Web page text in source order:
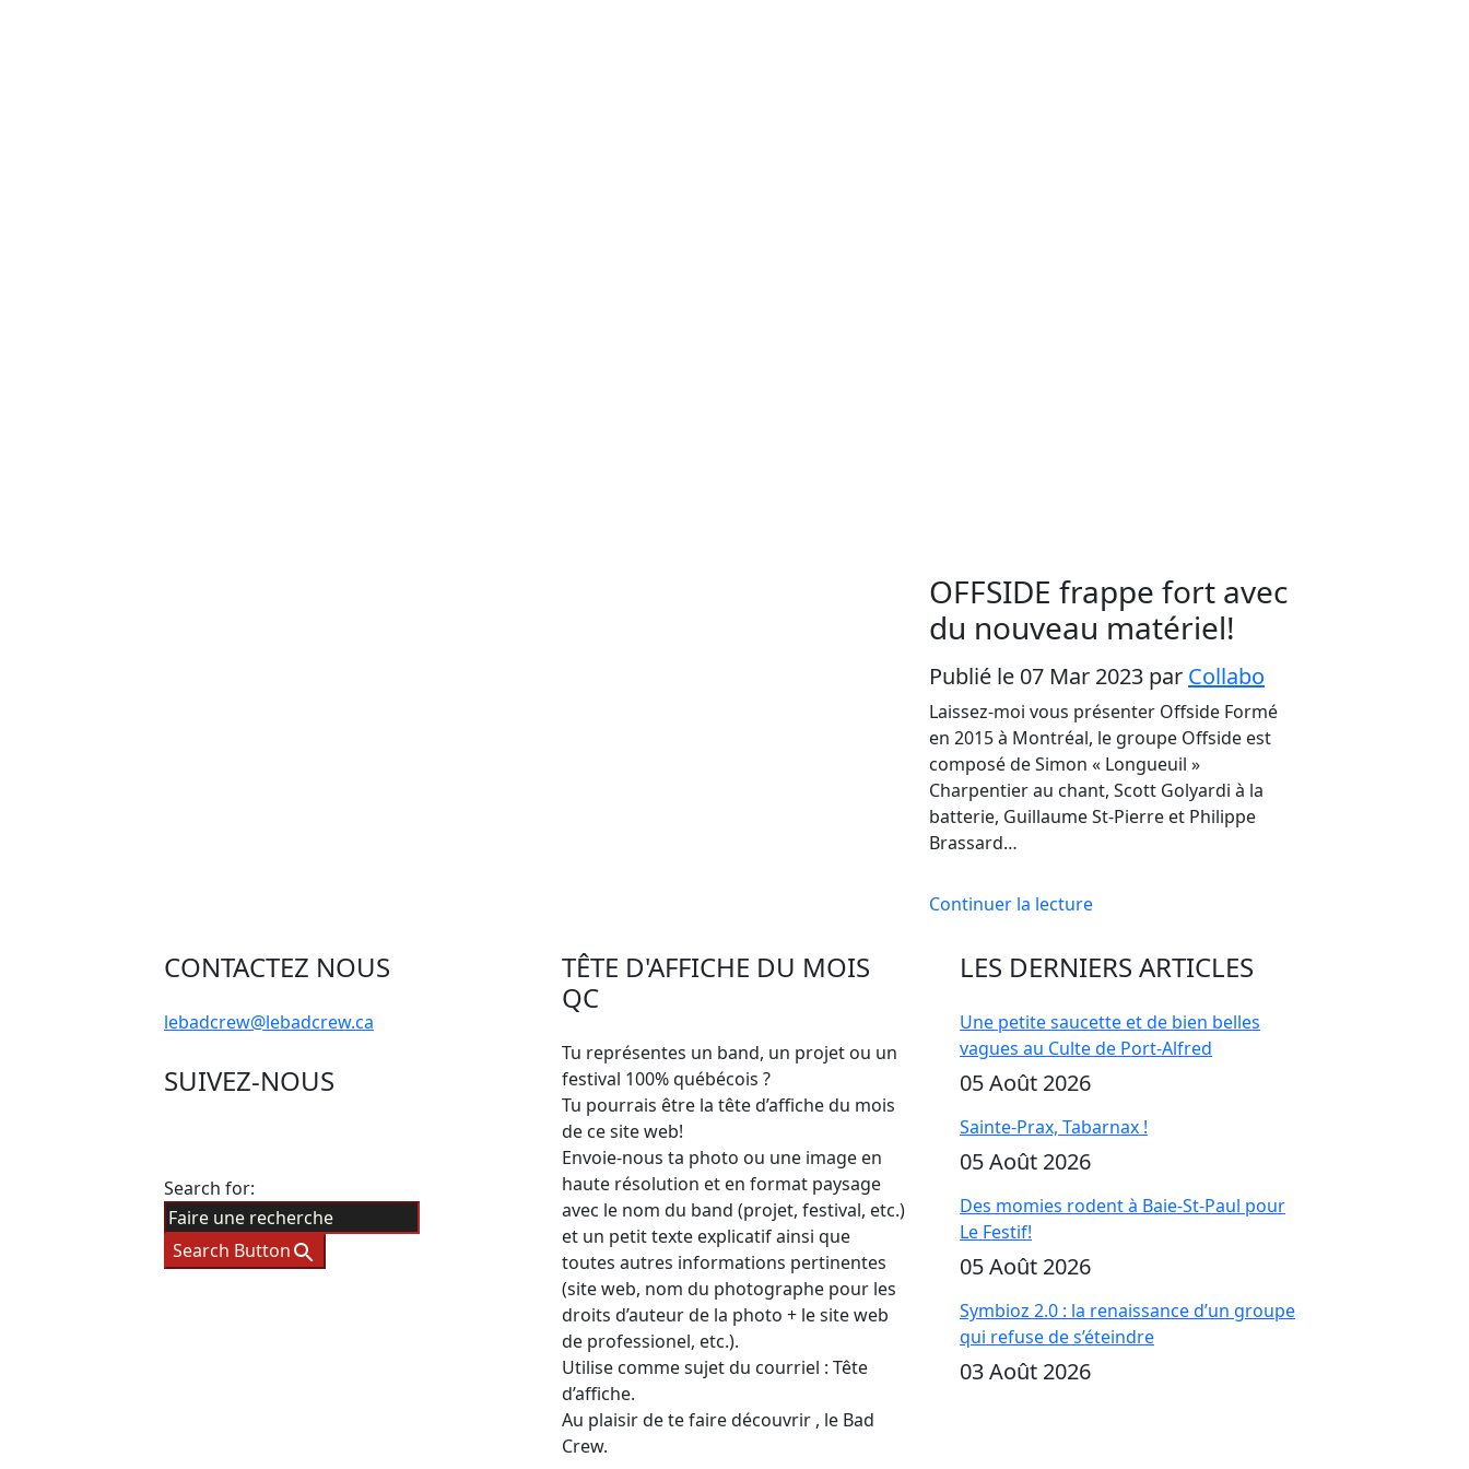
OFFSIDE frappe fort avec
du nouveau matériel!
Publié le 07 Mar 2023 par Collabo
Laissez-moi vous présenter Offside Formé
en 2015 à Montréal, le groupe Offside est
composé de Simon « Longueuil »
Charpentier au chant, Scott Golyardi à la
batterie, Guillaume St-Pierre et Philippe
Brassard…
Continuer la lecture
CONTACTEZ NOUS
lebadcrew@lebadcrew.ca
SUIVEZ-NOUS
Search for:
Search Button
TÊTE D'AFFICHE DU MOIS
QC
Tu représentes un band, un projet ou un
festival 100% québécois ?
Tu pourrais être la tête d’affiche du mois
de ce site web!
Envoie-nous ta photo ou une image en
haute résolution et en format paysage
avec le nom du band (projet, festival, etc.)
et un petit texte explicatif ainsi que
toutes autres informations pertinentes
(site web, nom du photographe pour les
droits d’auteur de la photo + le site web
de professionel, etc.).
Utilise comme sujet du courriel : Tête
d’affiche.
Au plaisir de te faire découvrir , le Bad
Crew.
LES DERNIERS ARTICLES
Une petite saucette et de bien belles
vagues au Culte de Port-Alfred
05 Août 2026
Sainte-Prax, Tabarnax !
05 Août 2026
Des momies rodent à Baie-St-Paul pour
Le Festif!
05 Août 2026
Symbioz 2.0 : la renaissance d’un groupe
qui refuse de s’éteindre
03 Août 2026